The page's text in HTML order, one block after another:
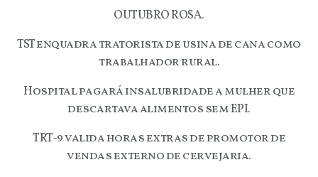
OUTUBRO ROSA.
TST enquadra tratorista de usina de cana como
trabalhador rural.
Hospital pagará insalubridade a mulher que
descartava alimentos sem EPI.
TRT-9 valida horas extras de promotor de
vendas externo de cervejaria.